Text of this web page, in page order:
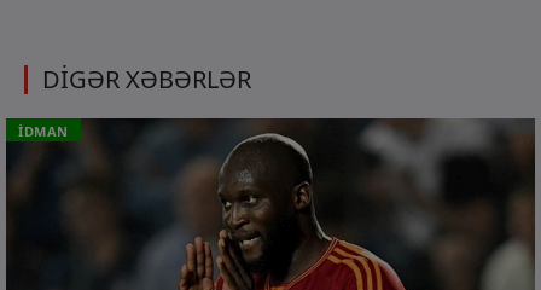
DİGƏR XƏBƏRLƏR
İDMAN